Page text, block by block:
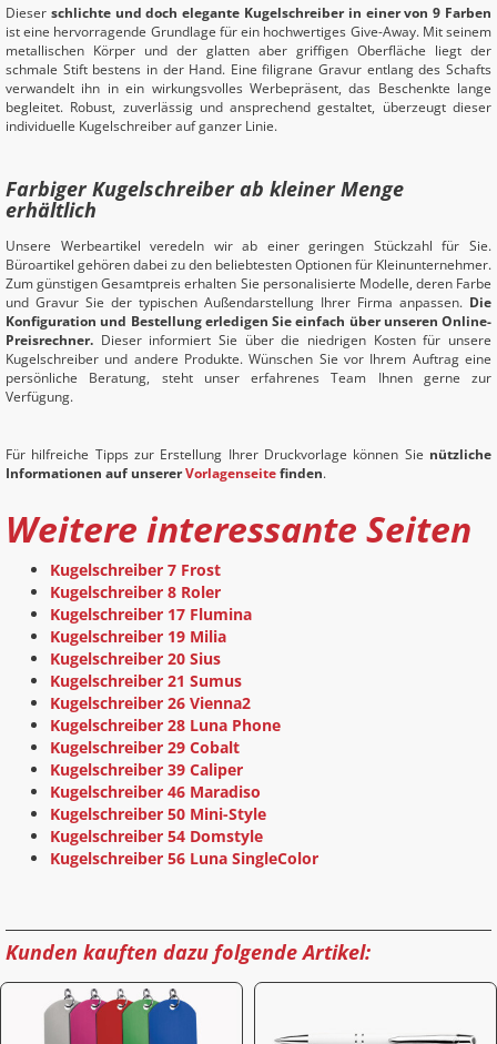
Dieser schlichte und doch elegante Kugelschreiber in einer von 9 Farben
ist eine hervorragende Grundlage für ein hochwertiges Give-Away. Mit seinem
metallischen Körper und der glatten aber griffigen Oberfläche liegt der
schmale Stift bestens in der Hand. Eine filigrane Gravur entlang des Schafts
verwandelt ihn in ein wirkungsvolles Werbepräsent, das Beschenkte lange
begleitet. Robust, zuverlässig und ansprechend gestaltet, überzeugt dieser
individuelle Kugelschreiber auf ganzer Linie.
Farbiger Kugelschreiber ab kleiner Menge
erhältlich
Unsere Werbeartikel veredeln wir ab einer geringen Stückzahl für Sie.
Büroartikel gehören dabei zu den beliebtesten Optionen für Kleinunternehmer.
Zum günstigen Gesamtpreis erhalten Sie personalisierte Modelle, deren Farbe
und Gravur Sie der typischen Außendarstellung Ihrer Firma anpassen. Die
Konfiguration und Bestellung erledigen Sie einfach über unseren Online-
Preisrechner. Dieser informiert Sie über die niedrigen Kosten für unsere
Kugelschreiber und andere Produkte. Wünschen Sie vor Ihrem Auftrag eine
persönliche Beratung, steht unser erfahrenes Team Ihnen gerne zur
Verfügung.
Für hilfreiche Tipps zur Erstellung Ihrer Druckvorlage können Sie nützliche
Informationen auf unsererVorlagenseitefinden.
Weitere interessante Seiten
Kugelschreiber 7 Frost
Kugelschreiber 8 Roler
Kugelschreiber 17 Flumina
Kugelschreiber 19 Milia
Kugelschreiber 20 Sius
Kugelschreiber 21 Sumus
Kugelschreiber 26 Vienna2
Kugelschreiber 28 Luna Phone
Kugelschreiber 29 Cobalt
Kugelschreiber 39 Caliper
Kugelschreiber 46 Maradiso
Kugelschreiber 50 Mini-Style
Kugelschreiber 54 Domstyle
Kugelschreiber 56 Luna SingleColor
Kunden kauften dazu folgende Artikel: